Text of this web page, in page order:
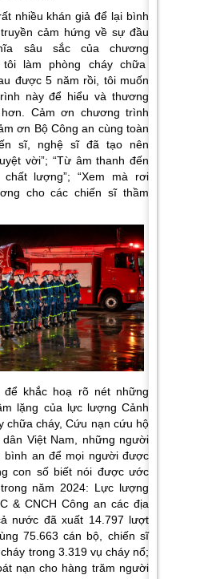
nhiều khán giả để lại bình
cảm hứng về sự đầu
sâu sắc của chương
tôi làm phòng cháy chữa
được 5 năm rồi, tôi muốn
này để hiểu và thương
Cảm ơn chương trình
ơn Bộ Công an cùng toàn
sĩ, nghệ sĩ đã tạo nên
vời”; “Từ âm thanh đến
lượng”; “Xem mà rơi
cho các chiến sĩ thầm
khắc hoạ rõ nét những
lặng của lực lượng Cảnh
chữa cháy, Cứu nạn cứu hộ
Việt Nam, những người
bình an để mọi người được
con số biết nói được ước
năm 2024: Lực lượng
& CNCH Công an các địa
nước đã xuất 14.797 lượt
75.663 cán bộ, chiến sĩ
trong 3.319 vụ cháy nổ;
nạn cho hàng trăm người